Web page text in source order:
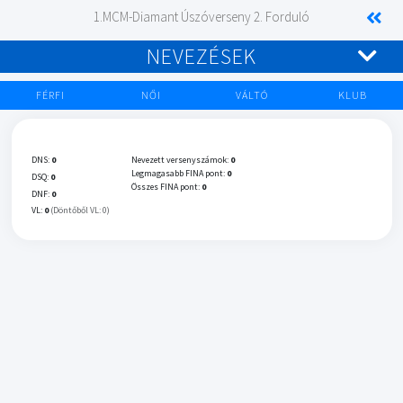
1.MCM-Diamant Úszóverseny 2. Forduló
NEVEZÉSEK
FÉRFI NŐI VÁLTÓ KLUB
DNS: 0
DSQ: 0
DNF: 0
VL: 0 (Döntőből VL: 0)
Nevezett versenyszámok: 0
Legmagasabb FINA pont: 0
Összes FINA pont: 0